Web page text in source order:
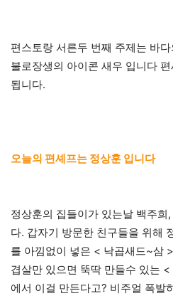
편스토랑 서른두 번째 주제는 바
불로장생의 아이콘 새우 입니다
됩니다.
오늘의 편셰프는 정상훈 입니다
정상훈의 집들이가 있는날 백주희
다. 갑자기 방문한 친구들을 위해
를 아낌없이 넣은 < 낙곱새드~삼
겹살만 있으면 뚝딱 만들수 있는
에서 이걸 만든다고? 비주얼 폭발